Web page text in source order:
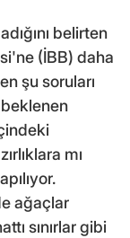
belirten
(İBB) daha
şu soruları
mı
ağaçlar
sınırlar gibi